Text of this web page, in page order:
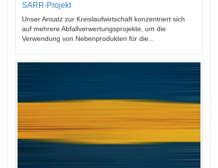
SARR-Projekt
Unser Ansatz zur Kreislaufwirtschaft konzentriert sich
auf mehrere Abfallverwertungsprojekte, um die
Verwendung von Nebenprodukten für die...